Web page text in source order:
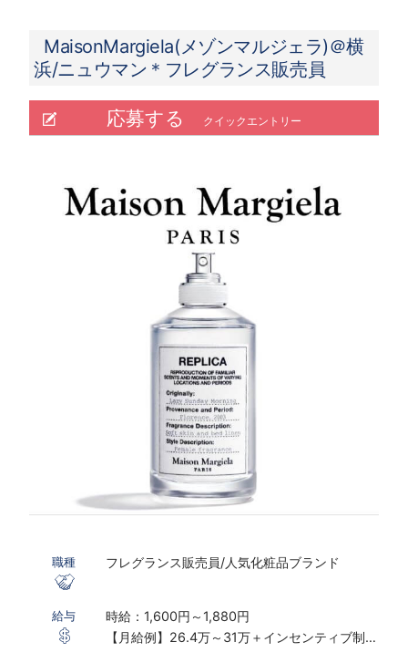
MaisonMargiela(メゾンマルジェラ)＠横
浜/ニュウマン＊フレグランス販売員
応募する クイックエントリー
職種 フレグランス販売員/人気化粧品ブランド
給与
時給：1,600円～1,880円
【月給例】26.4万～31万＋インセンティブ制度